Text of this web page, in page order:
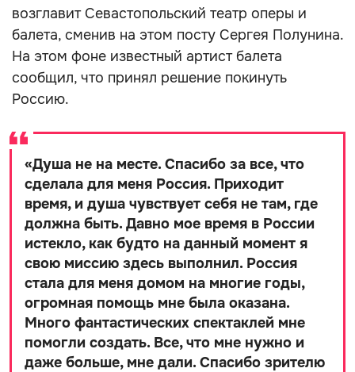
возглавит Севастопольский театр оперы и
балета, сменив на этом посту Сергея Полунина.
На этом фоне известный артист балета
сообщил, что принял решение покинуть
Россию.
«Душа не на месте. Спасибо за все, что
сделала для меня Россия. Приходит
время, и душа чувствует себя не там, где
должна быть. Давно мое время в России
истекло, как будто на данный момент я
свою миссию здесь выполнил. Россия
стала для меня домом на многие годы,
огромная помощь мне была оказана.
Много фантастических спектаклей мне
помогли создать. Все, что мне нужно и
даже больше, мне дали. Спасибо зрителю